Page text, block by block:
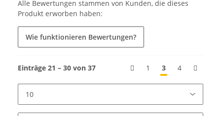
Alle Bewertungen stammen von Kunden, die dieses
Produkt erworben haben:
Wie funktionieren Bewertungen?
Einträge 21 – 30 von 37 1 3 4